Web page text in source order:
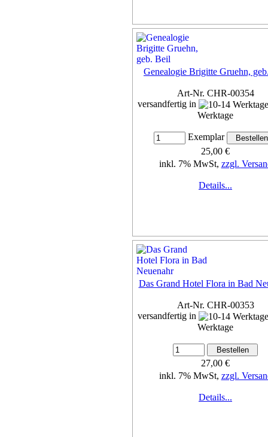
Genealogie Brigitte Gruehn,
Art-Nr. CHR-00354
versandfertig in
Werktage
Exemplar
25,00 €
inkl. 7% MwSt, zzgl.
Details...
Das Grand Hotel Flora in Bad
Art-Nr. CHR-00353
versandfertig in
Werktage
27,00 €
inkl. 7% MwSt, zzgl.
Details...